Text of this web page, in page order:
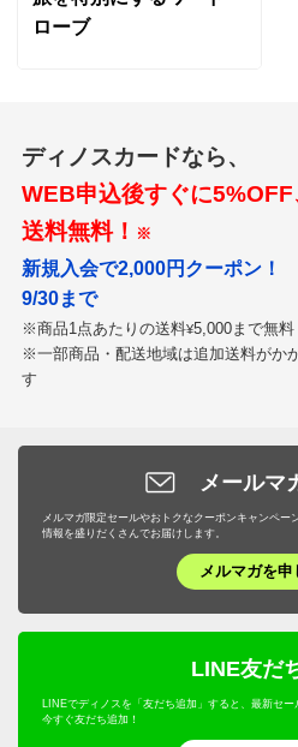
ローブ
ディノスカードなら、
WEB申込後すぐに5%OFF
送料無料！ ※
新規入会で2,000円クーポン！
9/30まで
※商品1点あたりの送料¥5,000まで無料
※一部商品・配送地域は追加送料がか
す
メールマ
メルマガ限定セールやおトクなクーポンキャンペー
情報を盛りだくさんでお届けします。
メルマガを申
LINE友だ
LINEでディノスを「友だち追加」すると、最新セ
今すぐ友だち追加！